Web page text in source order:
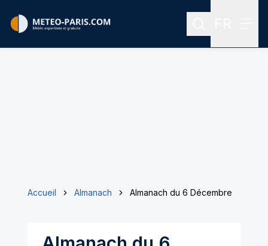
Rechercher
Accueil Almanach Almanach du 6 Décembre